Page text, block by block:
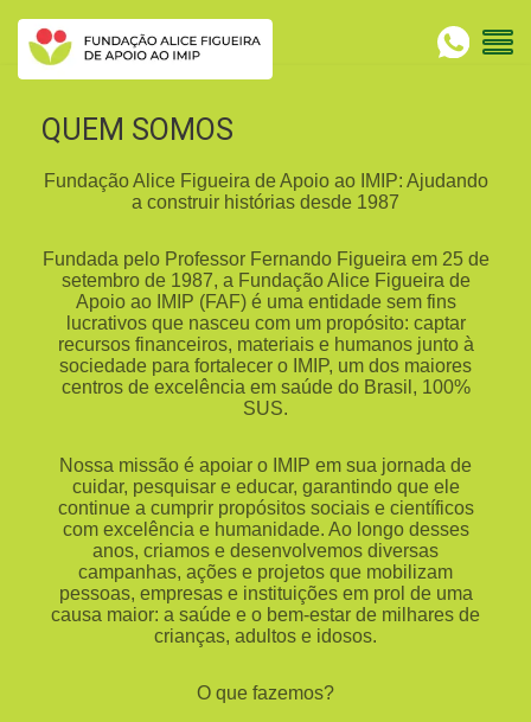
QUEM SOMOS
Fundação Alice Figueira de Apoio ao IMIP: Ajudando
a construir histórias desde 1987
Fundada pelo Professor Fernando Figueira em 25 de
setembro de 1987, a Fundação Alice Figueira de
Apoio ao IMIP (FAF) é uma entidade sem fins
lucrativos que nasceu com um propósito: captar
recursos financeiros, materiais e humanos junto à
sociedade para fortalecer o IMIP, um dos maiores
centros de excelência em saúde do Brasil, 100%
SUS.
Nossa missão é apoiar o IMIP em sua jornada de
cuidar, pesquisar e educar, garantindo que ele
continue a cumprir propósitos sociais e científicos
com excelência e humanidade. Ao longo desses
anos, criamos e desenvolvemos diversas
campanhas, ações e projetos que mobilizam
pessoas, empresas e instituições em prol de uma
causa maior: a saúde e o bem-estar de milhares de
crianças, adultos e idosos.
O que fazemos?